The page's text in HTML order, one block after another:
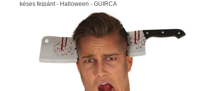
késes fejpánt - Halloween - GUIRCA